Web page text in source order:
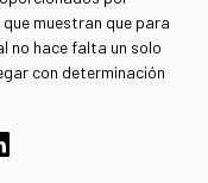
que muestran que para
no hace falta un solo
con determinación